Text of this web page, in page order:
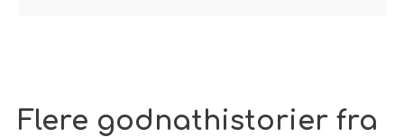
Flere godnathistorier fra